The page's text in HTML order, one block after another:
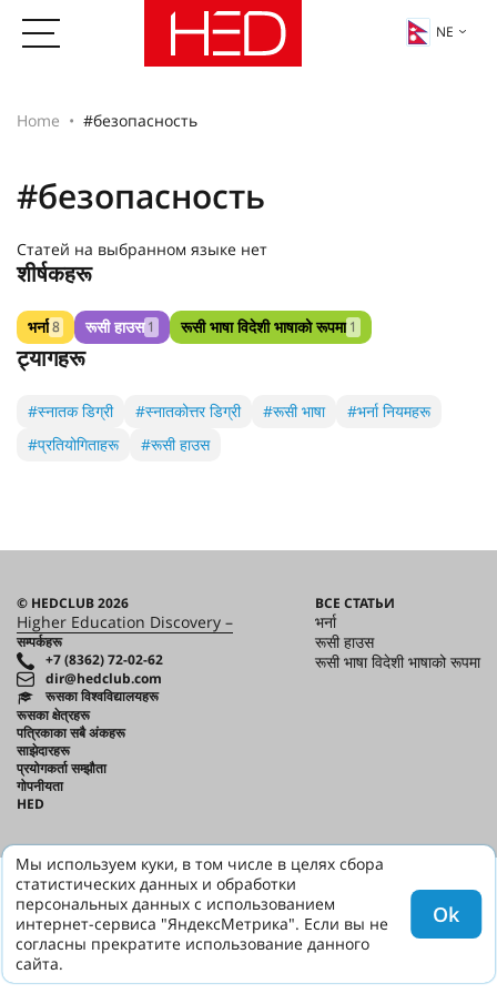
NE
Home #безопасность
#безопасность
Статей на выбранном языке нет
शीर्षकहरू
भर्ना8 रूसी हाउस 1 रूसी भाषा विदेशी भाषाको रूपमा 1
ट्यागहरू
#स्नातक डिग्री #स्नातकोत्तर डिग्री #रूसी भाषा
#भर्ना नियमहरू
#प्रतियोगिताहरू
#रूसी हाउस
© HEDCLUB 2026
Higher Education Discovery –
सम्पर्कहरू
+7 (8362) 72-02-62
dir@hedclub.com
ВСЕ СТАТЬИ
भर्ना
रूसी हाउस
रूसी भाषा विदेशी भाषाको रूपमा
रूसका विश्वविद्यालयहरू
रूसका क्षेत्रहरू
पत्रिकाका सबै अंकहरू
साझेदारहरू
प्रयोगकर्ता सम्झौता
गोपनीयता
HED
Мы используем куки, в том числе в целях сбора
статистических данных и обработки
персональных данных с использованием
интернет-сервиса "ЯндексМетрика". Если вы не
согласны прекратите использование данного
сайта.
Ok